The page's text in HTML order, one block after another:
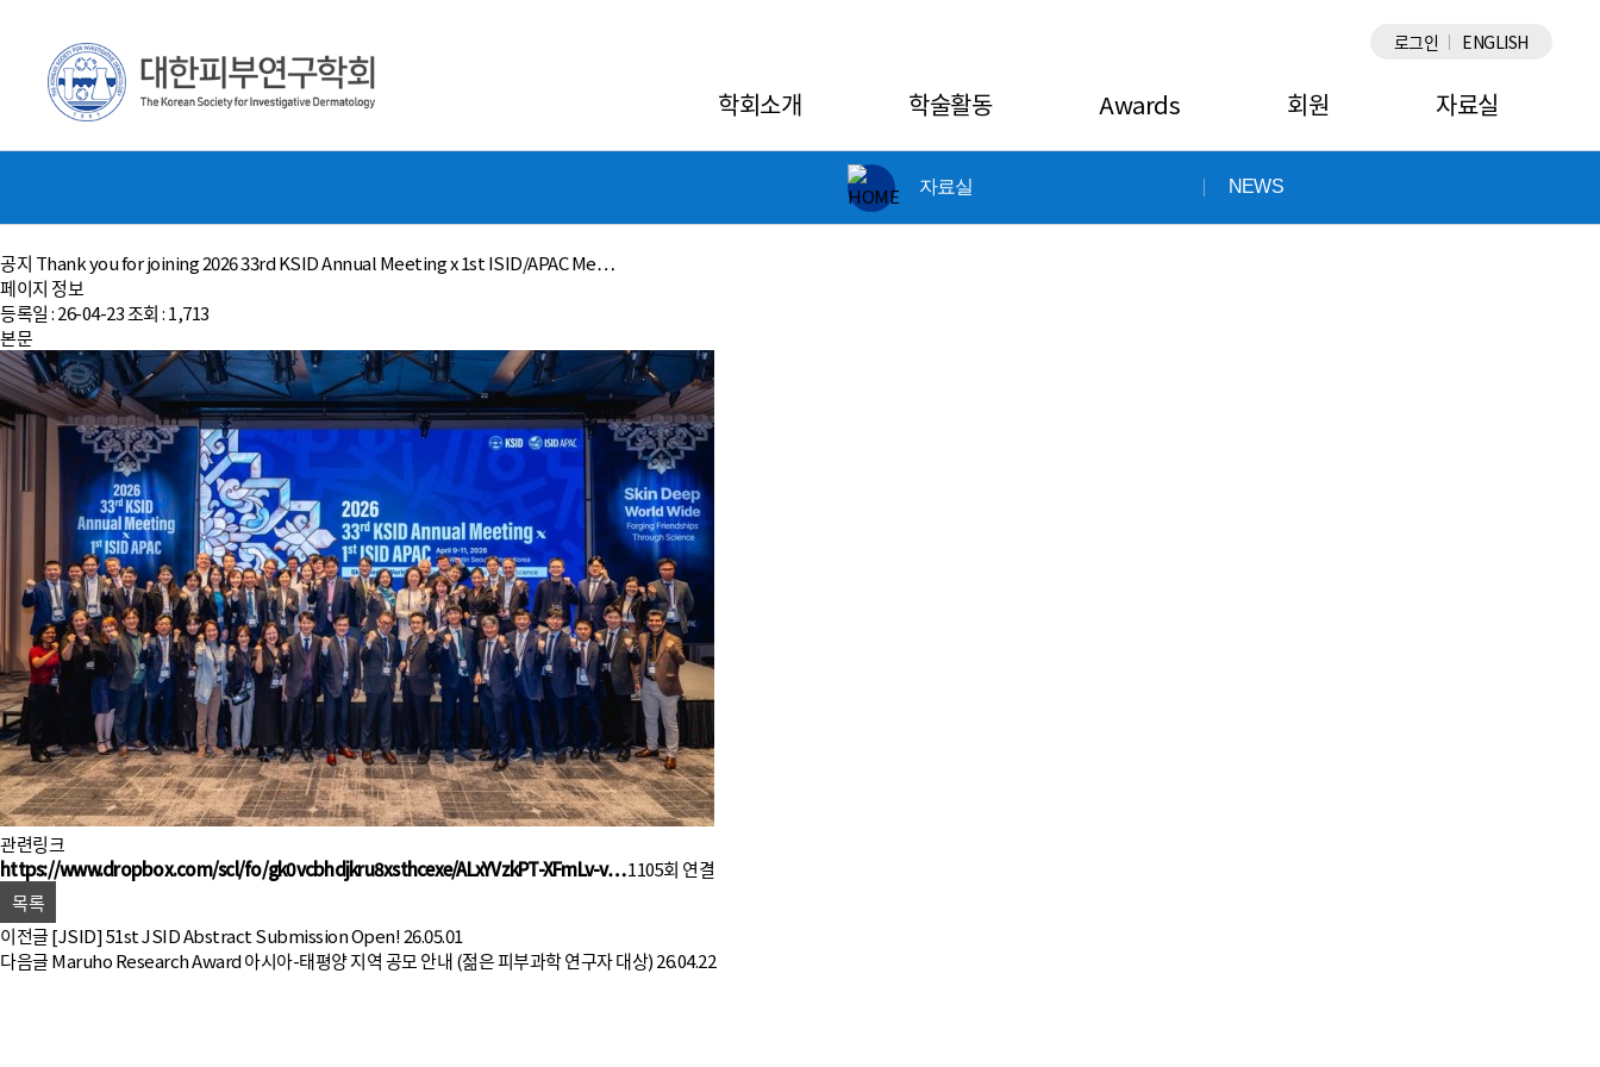
ENGLISH
로그인
학회소개 학술활동 Awards 회원 자료실
×
자료실 NEWS
공지 Thank you for joining 2026 33rd KSID Annual Meeting x 1st ISID/APAC Me…
페이지 정보
등록일 :26-04-23조회 :1,713
본문
관련링크
https://www.dropbox.com/scl/fo/gk0vcbhdjkru8xsthcexe/ALxYVzkPT-XFmLv-v…1105회 연결
목록
이전글[JSID] 51st JSID Abstract Submission Open!26.05.01
다음글Maruho Research Award 아시아-태평양 지역 공모 안내 (젊은 피부과학 연구자 대상)26.04.22